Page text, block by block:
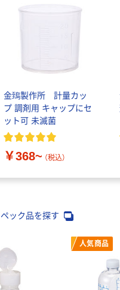
金鵄製作所 計量カッ
プ 調剤用 キャップにセ
ット可 未滅菌
￥368~ （税込）
ック品を探す
人気商品